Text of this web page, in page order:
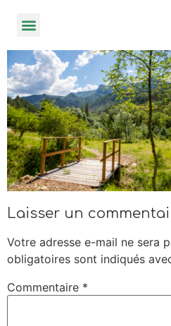
principal
Laisser un
Votre adresse e-mail ne sera
obligatoires sont indiqués
Commentaire *